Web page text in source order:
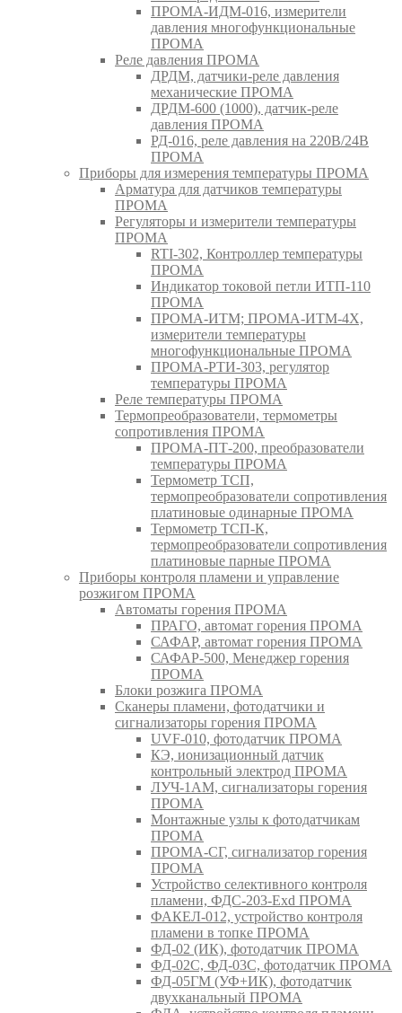
ПРОМА-ИДМ-016, измерители
давления многофункциональные
ПРОМА
Реле давления ПРОМА
ДРДМ, датчики-реле давления
механические ПРОМА
ДРДМ-600 (1000), датчик-реле
давления ПРОМА
РД-016, реле давления на 220В/24В
ПРОМА
Приборы для измерения температуры ПРОМА
Арматура для датчиков температуры
ПРОМА
Регуляторы и измерители температуры
ПРОМА
RTI-302, Контроллер температуры
ПРОМА
Индикатор токовой петли ИТП-110
ПРОМА
ПРОМА-ИТМ; ПРОМА-ИТМ-4Х,
измерители температуры
многофункциональные ПРОМА
ПРОМА-РТИ-303, регулятор
температуры ПРОМА
Реле температуры ПРОМА
Термопреобразователи, термометры
сопротивления ПРОМА
ПРОМА-ПТ-200, преобразователи
температуры ПРОМА
Термометр ТСП,
термопреобразователи сопротивления
платиновые одинарные ПРОМА
Термометр ТСП-К,
термопреобразователи сопротивления
платиновые парные ПРОМА
Приборы контроля пламени и управление
розжигом ПРОМА
Автоматы горения ПРОМА
ПРАГО, автомат горения ПРОМА
САФАР, автомат горения ПРОМА
САФАР-500, Менеджер горения
ПРОМА
Блоки розжига ПРОМА
Сканеры пламени, фотодатчики и
сигнализаторы горения ПРОМА
UVF-010, фотодатчик ПРОМА
КЭ, ионизационный датчик
контрольный электрод ПРОМА
ЛУЧ-1АМ, сигнализаторы горения
ПРОМА
Монтажные узлы к фотодатчикам
ПРОМА
ПРОМА-СГ, сигнализатор горения
ПРОМА
Устройство селективного контроля
пламени, ФДС-203-Exd ПРОМА
ФАКЕЛ-012, устройство контроля
пламени в топке ПРОМА
ФД-02 (ИК), фотодатчик ПРОМА
ФД-02С, ФД-03С, фотодатчик ПРОМА
ФД-05ГМ (УФ+ИК), фотодатчик
двухканальный ПРОМА